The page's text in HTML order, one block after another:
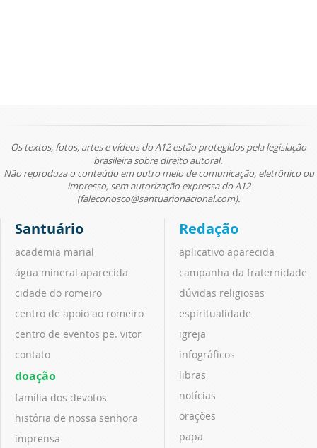
Os textos, fotos, artes e vídeos do A12 estão protegidos pela legislação
brasileira sobre direito autoral.
Não reproduza o conteúdo em outro meio de comunicação, eletrônico ou
impresso, sem autorização expressa do A12
(faleconosco@santuarionacional.com).
Santuário
academia marial
água mineral aparecida
cidade do romeiro
centro de apoio ao romeiro
centro de eventos pe. vitor
contato
doação
família dos devotos
história de nossa senhora
imprensa
Redação
aplicativo aparecida
campanha da fraternidade
dúvidas religiosas
espiritualidade
igreja
infográficos
libras
notícias
orações
papa